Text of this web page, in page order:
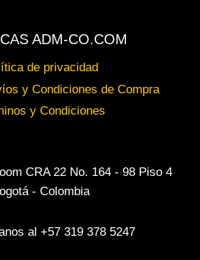
ADM-CO.COM
de privacidad
y Condiciones de Compra
y Condiciones
CRA 22 No. 164 - 98 Piso 4
- Colombia
al +57 319 378 5247